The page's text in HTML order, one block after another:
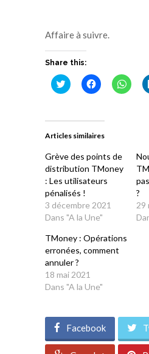
Affaire à suivre.
Share this:
Cliquez
pour
dans
nouvelle
Cliquez
pour
dans
nouvelle
pour
Articles similaires
Grève des points de
distribution TMoney
: Les utilisateurs
pénalisés !
3 décembre 2021
Dans "A la Une"
?
29
TMoney : Opérations
erronées, comment
annuler ?
18 mai 2021
Dans "A la Une"
Facebook